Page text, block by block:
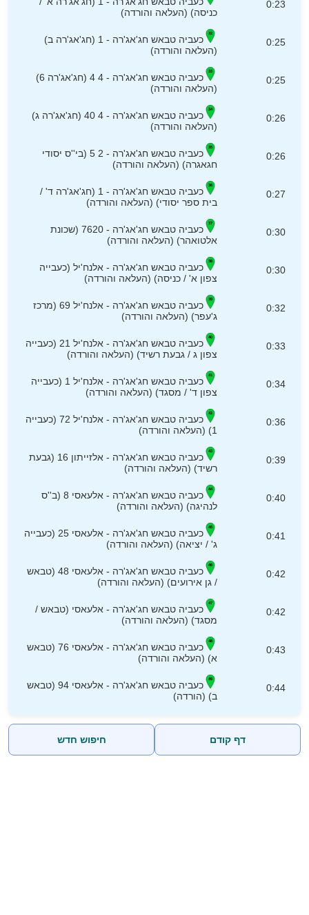
0:23
כניסה) (העלאה והורדה)
0:25
כעביה טבאש חג'אג'רה - 1 (חג'אג'רה ב)
(העלאה והורדה)
0:25
כעביה טבאש חג'אג'רה - 4 4 (חג'אג'רה 6)
(העלאה והורדה)
0:26
כעביה טבאש חג'אג'רה - 4 40 (חג'אג'רה ג)
(העלאה והורדה)
0:26
כעביה טבאש חג'אג'רה - 2 5 (בי''ס יסודי
חגאגרה) (העלאה והורדה)
0:27
כעביה טבאש חג'אג'רה - 1 (חג'אג'רה ד' /
בית ספר יסודי) (העלאה והורדה)
0:30
כעביה טבאש חג'אג'רה - 7620 (שכונת
אלטואהר) (העלאה והורדה)
0:30
כעביה טבאש חג'אג'רה - אלנח'יל (כעבייה
צפון א' / כניסה) (העלאה והורדה)
0:32
כעביה טבאש חג'אג'רה - אלנח'יל 69 (מרכז
ג'עפר) (העלאה והורדה)
0:33
כעביה טבאש חג'אג'רה - אלנח'יל 21 (כעבייה
צפון ג / גבעת רשיד) (העלאה והורדה)
0:34
כעביה טבאש חג'אג'רה - אלנח'יל 1 (כעבייה
צפון ד' / מסגד) (העלאה והורדה)
0:36
כעביה טבאש חג'אג'רה - אלנח'יל 72 (כעבייה
1) (העלאה והורדה)
0:39
כעביה טבאש חג'אג'רה - אלזייתון 16 (גבעת
רשיד) (העלאה והורדה)
0:40
כעביה טבאש חג'אג'רה - אלעאסי 8 (ב''ס
לנהיגה) (העלאה והורדה)
0:41
כעביה טבאש חג'אג'רה - אלעאסי 25 (כעבייה
ג' / יציאה) (העלאה והורדה)
0:42
כעביה טבאש חג'אג'רה - אלעאסי 48 (טבאש
/ גן אירועים) (העלאה והורדה)
0:42
כעביה טבאש חג'אג'רה - אלעאסי (טבאש /
מסגד) (העלאה והורדה)
0:43
כעביה טבאש חג'אג'רה - אלעאסי 76 (טבאש
א) (העלאה והורדה)
0:44
כעביה טבאש חג'אג'רה - אלעאסי 94 (טבאש
ב) (הורדה)
דף קודם חיפוש חדש